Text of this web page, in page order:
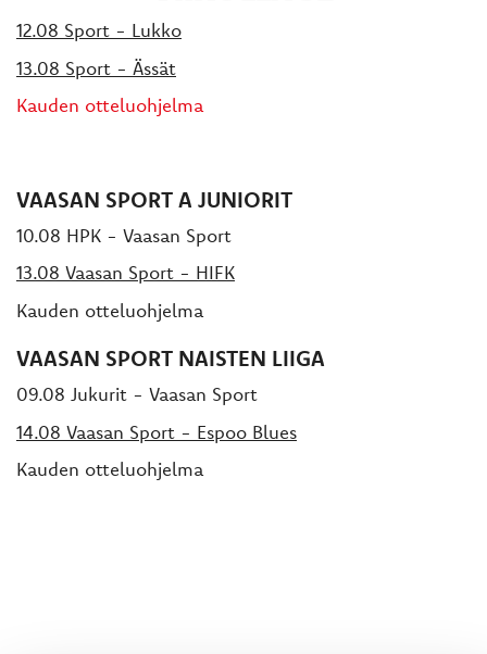
12.08 Sport - Lukko
13.08 Sport - Ässät
Kauden otteluohjelma
VAASAN SPORT A JUNIORIT
10.08 HPK - Vaasan Sport
13.08 Vaasan Sport - HIFK
Kauden otteluohjelma
VAASAN SPORT NAISTEN LIIGA
09.08 Jukurit - Vaasan Sport
14.08 Vaasan Sport - Espoo Blues
Kauden otteluohjelma